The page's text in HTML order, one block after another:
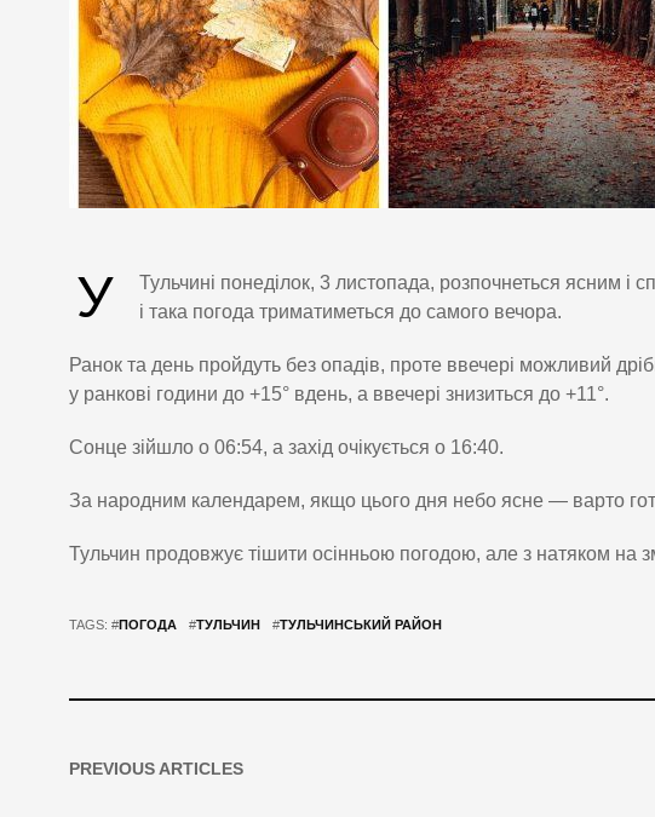
У
Тульчині понеділок, 3 листопада, розпочнеться ясним і
і така погода триматиметься до самого вечора.
Ранок та день пройдуть без опадів, проте ввечері можливий
у ранкові години до +15° вдень, а ввечері знизиться до +11°.
Сонце зійшло о 06:54, а захід очікується о 16:40.
За народним календарем, якщо цього дня небо ясне — варто
Тульчин продовжує тішити осінньою погодою, але з натяком на
TAGS: #ПОГОДА #ТУЛЬЧИН #ТУЛЬЧИНСЬКИЙ РАЙОН
PREVIOUS ARTICLES